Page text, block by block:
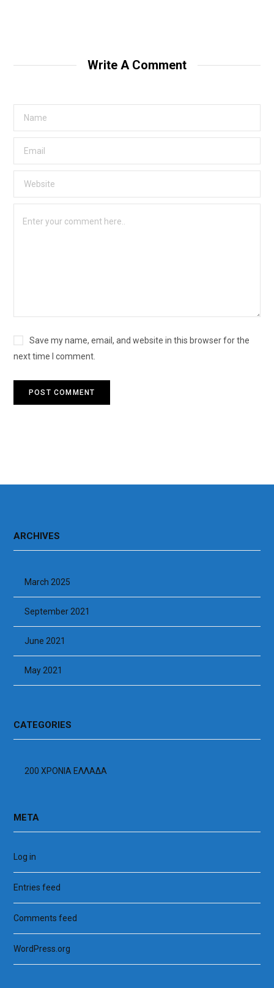
Write A Comment
Save my name, email, and website in this browser for the
next time I comment.
ARCHIVES
March 2025
September 2021
June 2021
May 2021
CATEGORIES
200 ΧΡΟΝΙΑ ΕΛΛΑΔΑ
META
Log in
Entries feed
Comments feed
WordPress.org